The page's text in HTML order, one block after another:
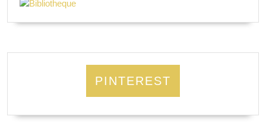
PINTEREST